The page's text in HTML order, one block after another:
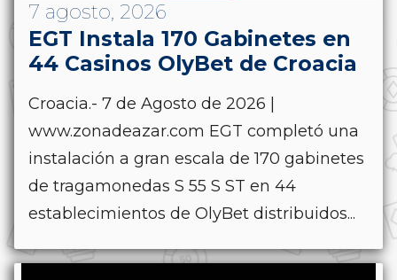
7 agosto, 2026
EGT Instala 170 Gabinetes en
44 Casinos OlyBet de Croacia
Croacia.- 7 de Agosto de 2026 |
www.zonadeazar.com EGT completó una
instalación a gran escala de 170 gabinetes
de tragamonedas S 55 S ST en 44
establecimientos de OlyBet distribuidos...